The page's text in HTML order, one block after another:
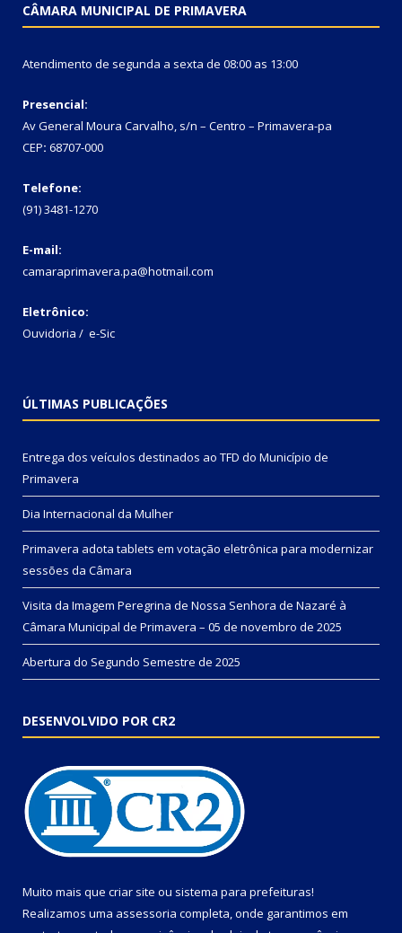
CÂMARA MUNICIPAL DE PRIMAVERA
Atendimento de segunda a sexta de 08:00 as 13:00
Presencial:
Av General Moura Carvalho, s/n – Centro – Primavera-pa
CEP: 68707-000
Telefone:
(91) 3481-1270
E-mail:
camaraprimavera.pa@hotmail.com
Eletrônico:
Ouvidoria / e-Sic
ÚLTIMAS PUBLICAÇÕES
Entrega dos veículos destinados ao TFD do Município de
Primavera
Dia Internacional da Mulher
Primavera adota tablets em votação eletrônica para modernizar
sessões da Câmara
Visita da Imagem Peregrina de Nossa Senhora de Nazaré à
Câmara Municipal de Primavera – 05 de novembro de 2025
Abertura do Segundo Semestre de 2025
DESENVOLVIDO POR CR2
Muito mais que criar site ou sistema para prefeituras!
Realizamos uma assessoria completa, onde garantimos em